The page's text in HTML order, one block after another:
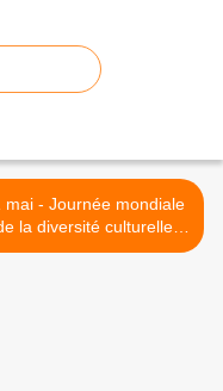
mai - Journée mondiale
la diversité culturelle
pour le dialogue et le